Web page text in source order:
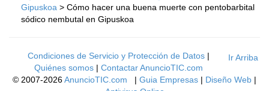
Gipuskoa > Cómo hacer una buena muerte con pentobarbital
sódico nembutal en Gipuskoa
Ir Arriba
Condiciones de Servicio y Protección de Datos |
Quiénes somos | Contactar AnuncioTIC.com
© 2007-2026AnuncioTIC.com | Guia Empresas | Diseño Web |